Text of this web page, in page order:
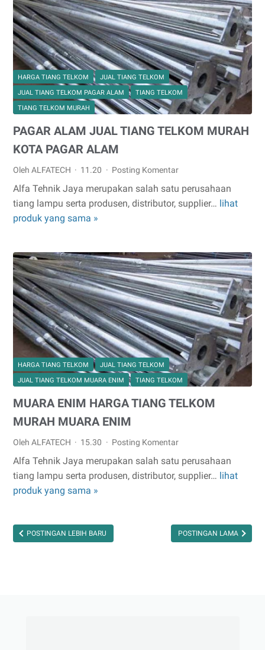
KOTA
LAMPUNG
HARGA TIANG TELKOM
JUAL TIANG TELKOM
JUAL TIANG TELKOM PAGAR ALAM
TIANG TELKOM
TIANG TELKOM MURAH
PAGAR ALAM JUAL TIANG TELKOM MURAH
KOTA PAGAR ALAM
Oleh ALFATECH 11.20 Posting Komentar
Alfa Tehnik Jaya merupakan salah satu perusahaan
tiang lampu serta produsen, distributor, supplier… lihat
produk yang sama »
PAGAR
TIANG
TELKOM
MURAH
KOTA
PAGAR
ALAM
HARGA TIANG TELKOM
JUAL TIANG TELKOM
JUAL TIANG TELKOM MUARA ENIM
TIANG TELKOM
MUARA ENIM HARGA TIANG TELKOM
MURAH MUARA ENIM
Oleh ALFATECH 15.30 Posting Komentar
Alfa Tehnik Jaya merupakan salah satu perusahaan
tiang lampu serta produsen, distributor, supplier… lihat
produk yang sama »
MUARA
TIANG
TELKOM
POSTINGAN LEBIH BARU POSTINGAN LAMA